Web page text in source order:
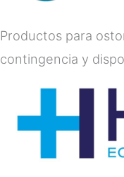
Productos para
contingencia y